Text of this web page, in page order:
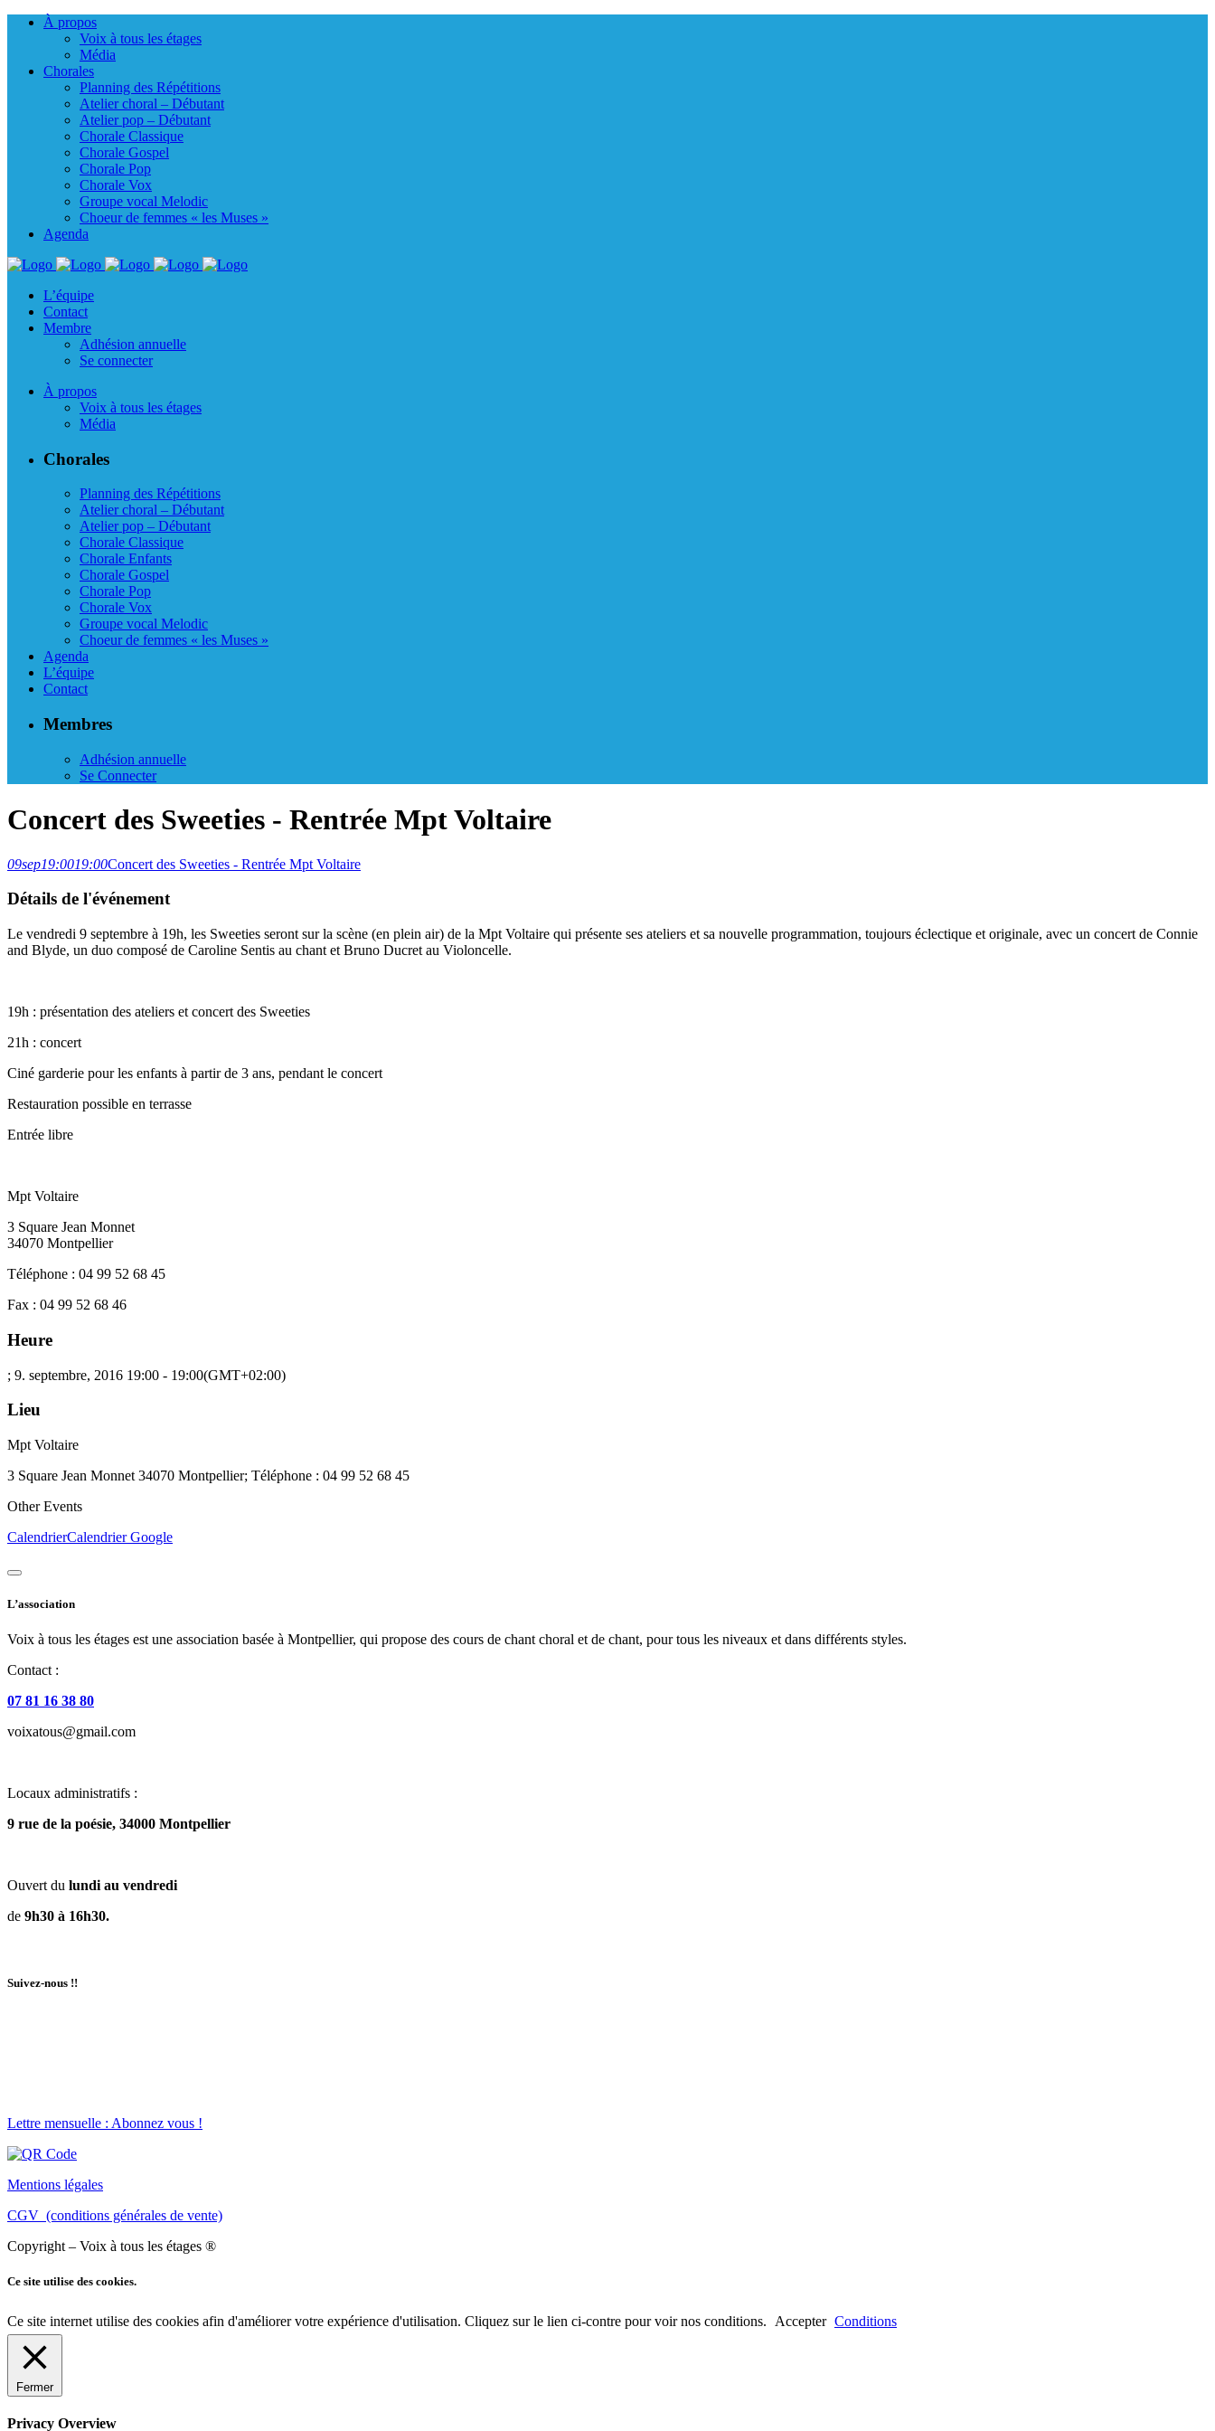
À propos
Voix à tous les étages
Média
Chorales
Planning des Répétitions
Atelier choral – Débutant
Atelier pop – Débutant
Chorale Classique
Chorale Gospel
Chorale Pop
Chorale Vox
Groupe vocal Melodic
Choeur de femmes « les Muses »
Agenda
L’équipe
Contact
Membre
Adhésion annuelle
Se connecter
À propos
Voix à tous les étages
Média
Chorales
Planning des Répétitions
Atelier choral – Débutant
Atelier pop – Débutant
Chorale Classique
Chorale Enfants
Chorale Gospel
Chorale Pop
Chorale Vox
Groupe vocal Melodic
Choeur de femmes « les Muses »
Agenda
L’équipe
Contact
Membres
Adhésion annuelle
Se Connecter
Concert des Sweeties - Rentrée Mpt Voltaire
09sep19:0019:00Concert des Sweeties - Rentrée Mpt Voltaire
Détails de l'événement
Le vendredi 9 septembre à 19h, les Sweeties seront sur la scène (en plein air) de la Mpt Voltaire qui présente ses ateliers et sa nouvelle programmation, toujours éclectique et originale, avec un concert de Connie
and Blyde, un duo composé de Caroline Sentis au chant et Bruno Ducret au Violoncelle.
19h : présentation des ateliers et concert des Sweeties
21h : concert
Ciné garderie pour les enfants à partir de 3 ans, pendant le concert
Restauration possible en terrasse
Entrée libre
Mpt Voltaire
3 Square Jean Monnet
34070 Montpellier
Téléphone : 04 99 52 68 45
Fax : 04 99 52 68 46
Heure
; 9. septembre, 2016 19:00 - 19:00(GMT+02:00)
Lieu
Mpt Voltaire
3 Square Jean Monnet 34070 Montpellier; Téléphone : 04 99 52 68 45
Other Events
CalendrierCalendrier Google
L’association
Voix à tous les étages est une association basée à Montpellier, qui propose des cours de chant choral et de chant, pour tous les niveaux et dans différents styles.
Contact :
07 81 16 38 80
voixatous@gmail.com
Locaux administratifs :
9 rue de la poésie, 34000 Montpellier
Ouvert du lundi au vendredi
de 9h30 à 16h30.
Suivez-nous !!
Lettre mensuelle : Abonnez vous !
Mentions légales
CGV (conditions générales de vente)
Copyright – Voix à tous les étages ®
Ce site utilise des cookies.
Ce site internet utilise des cookies afin d'améliorer votre expérience d'utilisation. Cliquez sur le lien ci-contre pour voir nos conditions. Accepter Conditions
Fermer
Privacy Overview